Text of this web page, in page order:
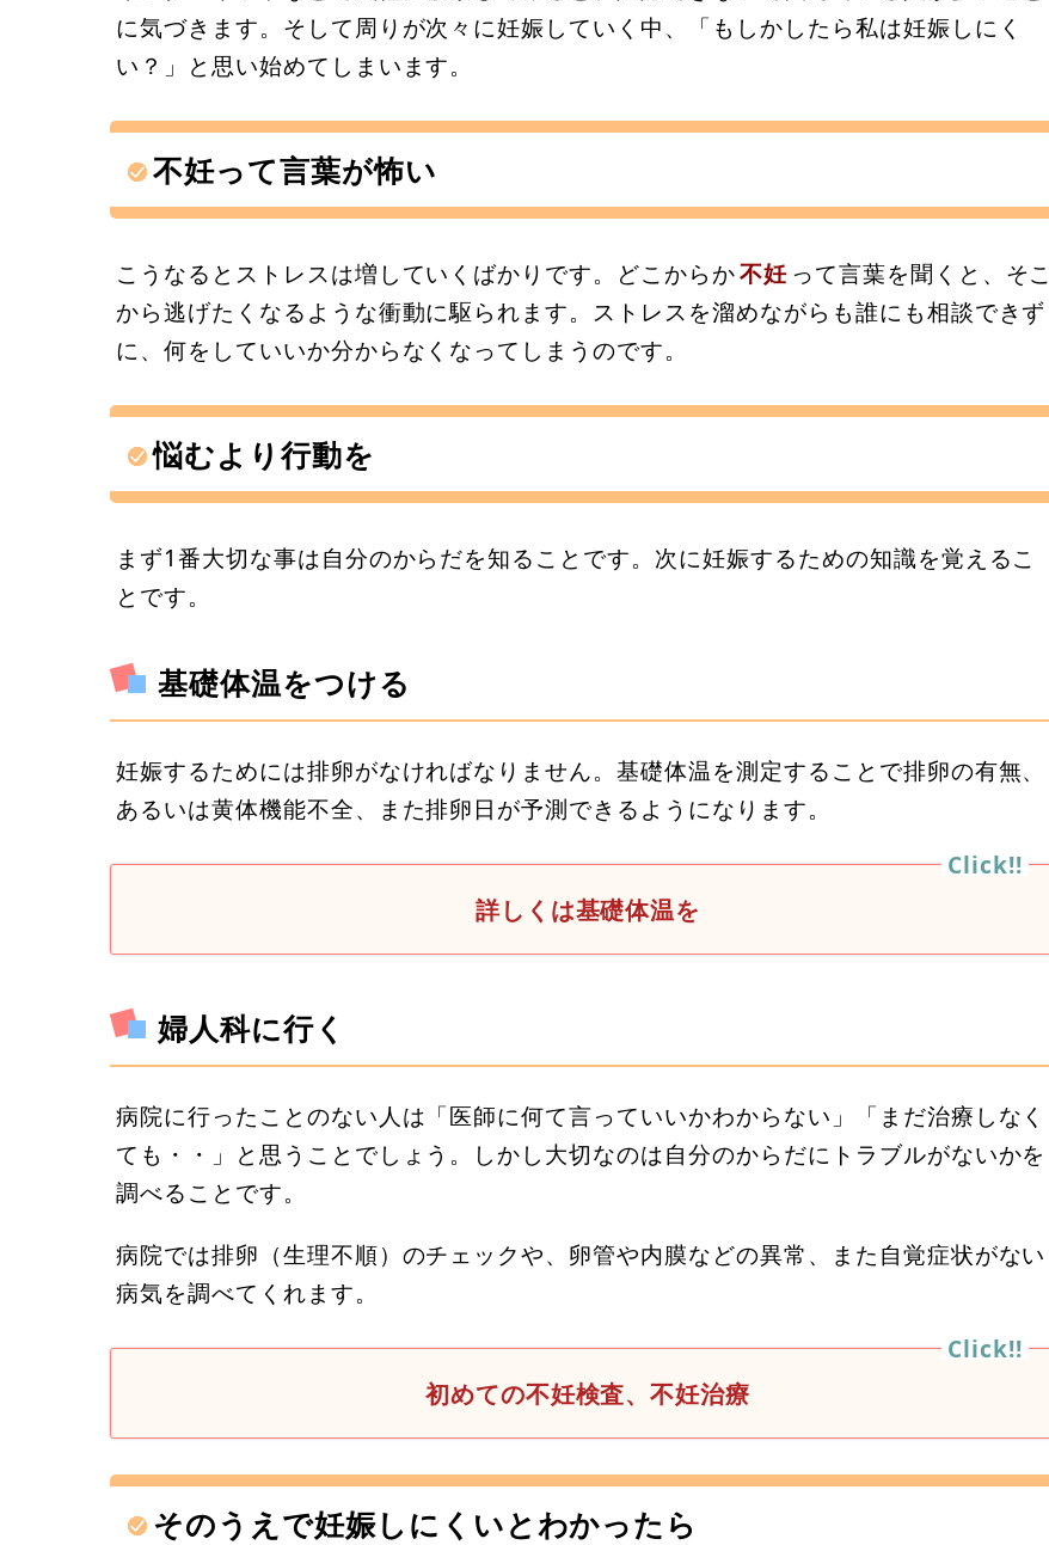
に気づきます。そして周りが次々に妊娠していく中、「もしかしたら私は妊娠しにく
い？」と思い始めてしまいます。
不妊って言葉が怖い
こうなるとストレスは増していくばかりです。どこからか不妊 って言葉を聞くと、そこ
から逃げたくなるような衝動に駆られます。ストレスを溜めながらも誰にも相談できず
に、何をしていいか分からなくなってしまうのです。
悩むより行動を
まず1番大切な事は自分のからだを知ることです。次に妊娠するための知識を覚えるこ
とです。
基礎体温をつける
妊娠するためには排卵がなければなりません。基礎体温を測定することで排卵の有無、
あるいは黄体機能不全、また排卵日が予測できるようになります。
詳しくは基礎体温を
婦人科に行く
病院に行ったことのない人は「医師に何て言っていいかわからない」「まだ治療しなく
ても・・」と思うことでしょう。しかし大切なのは自分のからだにトラブルがないかを
調べることです。
病院では排卵（生理不順）のチェックや、卵管や内膜などの異常、また自覚症状がない
病気を調べてくれます。
初めての不妊検査、不妊治療
そのうえで妊娠しにくいとわかったら